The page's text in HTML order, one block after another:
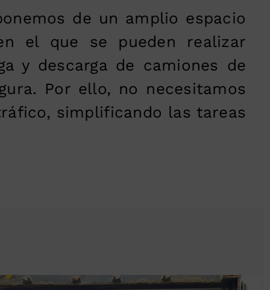
de un amplio espacio
el que se pueden realizar
y descarga de camiones de
Por ello, no necesitamos
simplificando las tareas